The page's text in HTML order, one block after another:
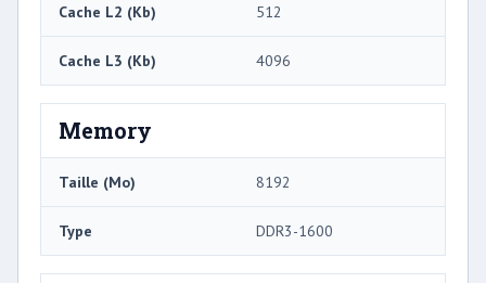
Cache L2 (Kb) 512
Cache L3 (Kb) 4096
Memory
Taille (Mo) 8192
Type DDR3-1600